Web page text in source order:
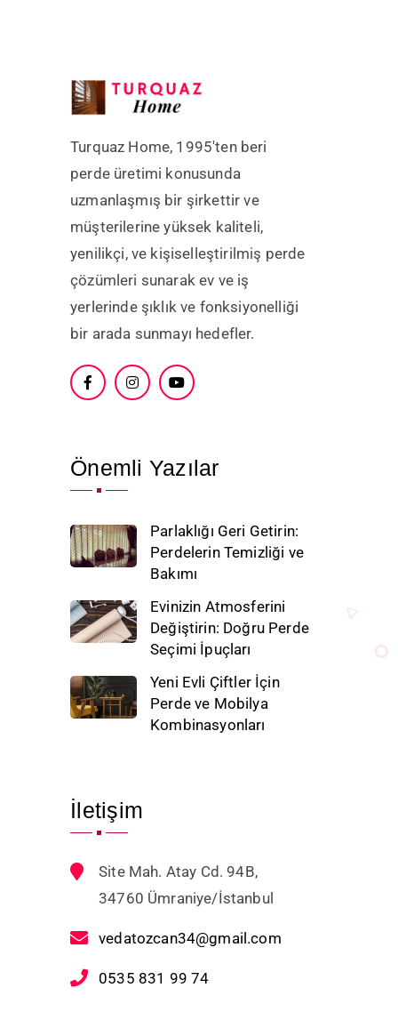
Turquaz Home, 1995'ten beri
perde üretimi konusunda
uzmanlaşmış bir şirkettir ve
müşterilerine yüksek kaliteli,
yenilikçi, ve kişiselleştirilmiş perde
çözümleri sunarak ev ve iş
yerlerinde şıklık ve fonksiyonelliği
bir arada sunmayı hedefler.
Önemli Yazılar
Parlaklığı Geri Getirin:
Perdelerin Temizliği ve
Bakımı
Evinizin Atmosferini
Değiştirin: Doğru Perde
Seçimi İpuçları
Yeni Evli Çiftler İçin
Perde ve Mobilya
Kombinasyonları
İletişim
Site Mah. Atay Cd. 94B,
34760 Ümraniye/İstanbul
vedatozcan34@gmail.com
0535 831 99 74